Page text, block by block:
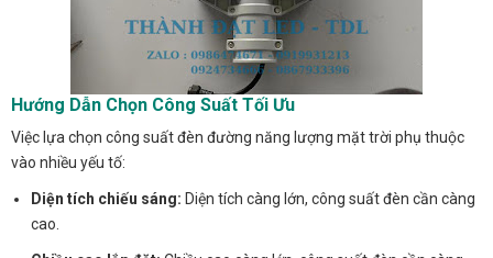
Hướng Dẫn Chọn Công Suất Tối Ưu
Việc lựa chọn công suất đèn đường năng lượng mặt trời phụ thuộc
vào nhiều yếu tố:
Diện tích chiếu sáng: Diện tích càng lớn, công suất đèn cần càng
cao.